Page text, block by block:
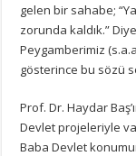
gelen bir sahabe;
zorunda kaldık.”
Peygamberimiz
gösterince bu sözü
Prof. Dr. Haydar
Devlet projeleriyle
Baba Devlet